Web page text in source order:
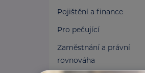
Pojištění a finance
Pro pečující
Zaměstnání a právní
rovnováha